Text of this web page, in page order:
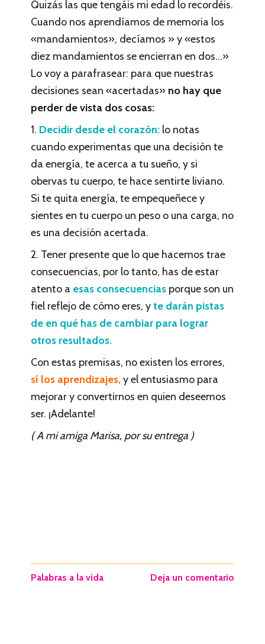
Quizás las que tengáis mi edad lo recordéis.
Cuando nos aprendíamos de memoria los
«mandamientos», decíamos » y «estos
diez mandamientos se encierran en dos…»
Lo voy a parafrasear: para que nuestras
decisiones sean «acertadas» no hay que
perder de vista dos cosas:
1. Decidir desde el corazón: lo notas
cuando experimentas que una decisión te
da energía, te acerca a tu sueño, y si
obervas tu cuerpo, te hace sentirte liviano.
Si te quita energía, te empequeñece y
sientes en tu cuerpo un peso o una carga, no
es una decisión acertada.
2. Tener presente que lo que hacemos trae
consecuencias, por lo tanto, has de estar
atento a esas consecuencias porque son un
fiel reflejo de cómo eres, yte darán pistas
de en qué has de cambiar para lograr
otros resultados.
Con estas premisas, no existen los errores,
sí los aprendizajes,y el entusiasmo para
mejorar y convertirnos en quien deseemos
ser. ¡Adelante!
( A mi amiga Marisa, por su entrega )
Palabras a la vida Deja un comentario